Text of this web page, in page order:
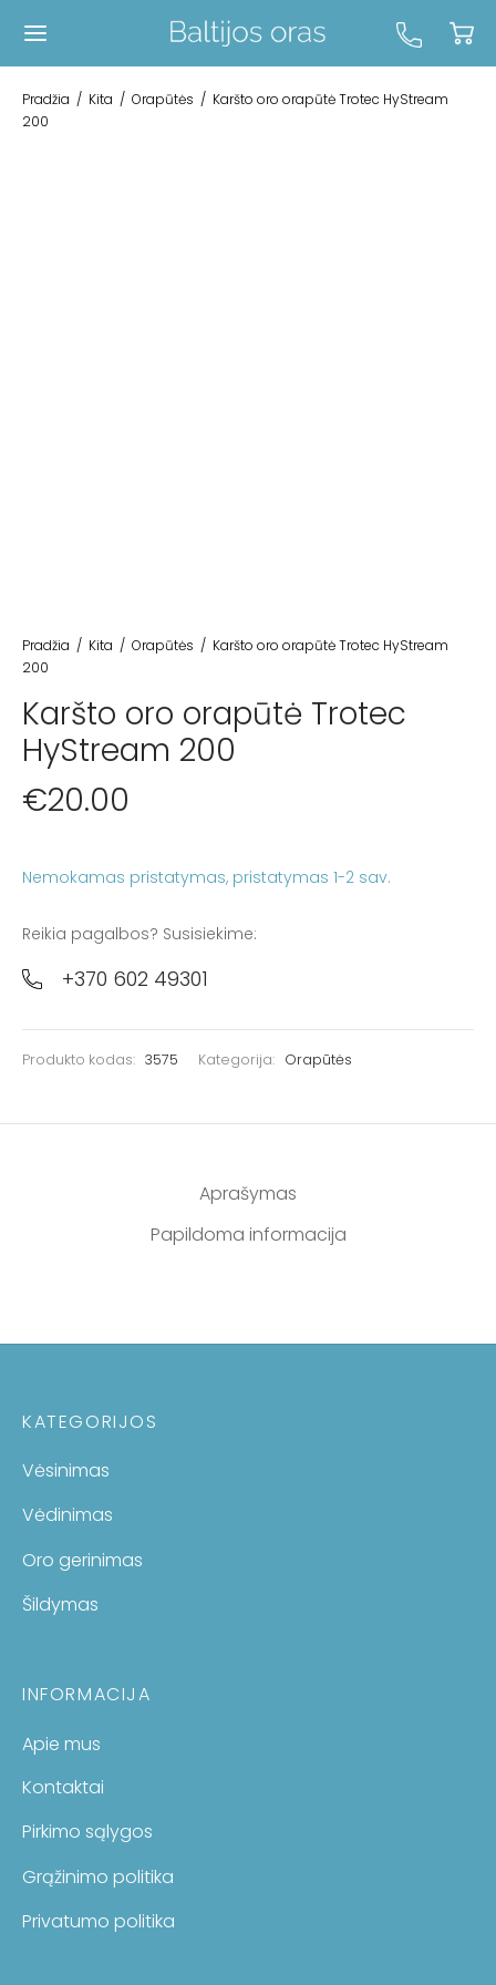
Pradžia / Kita / Orapūtės / Karšto oro orapūtė Trotec HyStream
200
Pradžia / Kita / Orapūtės / Karšto oro orapūtė Trotec HyStream
200
Karšto oro orapūtė Trotec
HyStream 200
€20.00
Nemokamas pristatymas
Reikia pagalbos? Susisiekime:
+370 602 49301
Produkto kodas: 3575 Kategorija: Orapūtės
Aprašymas
Papildoma informacija
KATEGORIJOS
Vėsinimas
Vėdinimas
Oro gerinimas
Šildymas
INFORMACIJA
Apie mus
Kontaktai
Pirkimo sąlygos
Grąžinimo politika
Privatumo politika